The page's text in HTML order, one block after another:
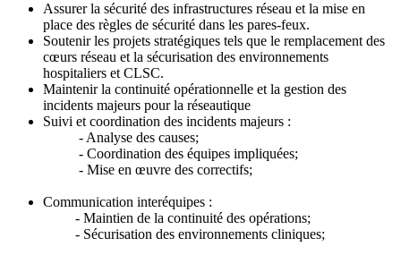
Assurer la sécurité des infrastructures réseau et la mise en
place des règles de sécurité dans les pares-feux.
Soutenir les projets stratégiques tels que le remplacement des
cœurs réseau et la sécurisation des environnements
hospitaliers et CLSC.
Maintenir la continuité opérationnelle et la gestion des
incidents majeurs pour la réseautique
Suivi et coordination des incidents majeurs :
- Analyse des causes;
- Coordination des équipes impliquées;
- Mise en œuvre des correctifs;
Communication interéquipes :
- Maintien de la continuité des opérations;
- Sécurisation des environnements cliniques;